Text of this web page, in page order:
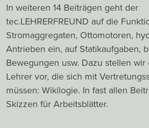
In weiteren 14 Beiträgen geht der
tec.LEHRERFREUND auf die
Stromaggregaten, Ottomotoren,
Antrieben ein, auf Statikaufgaben,
Bewegungen usw. Dazu stellen
Lehrer vor, die sich mit
müssen: Wikilogie. In fast allen
Skizzen für Arbeitsblätter.